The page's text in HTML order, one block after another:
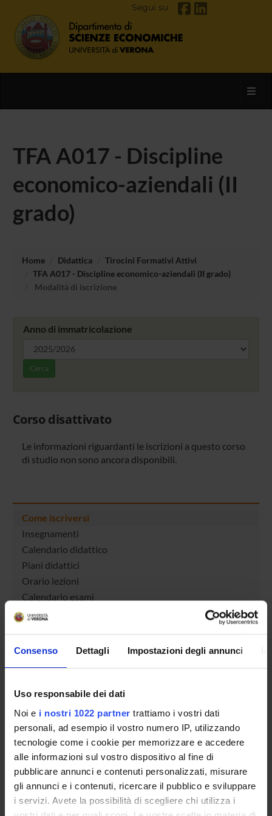
Consenso Dettagli Impostazioni degli annunci
Uso responsabile dei dati
Noi e i nostri 1022 partner trattiamo i vostri dati
personali, ad esempio il vostro numero IP, utilizzando
tecnologie come i cookie per memorizzare e accedere
alle informazioni sul vostro dispositivo al fine di
pubblicare annunci e contenuti personalizzati, misurare
gli annunci e i contenuti, ricercare il pubblico e sviluppare
i servizi. Avete la possibilità di scegliere chi utilizza i
Segui su
TFA A017 - Discipline
economico-aziendali (II
grado)
Home Didattica
Tirocini Formativi Attivi
TFA A017 - Discipline economico-aziendali (II grado)
Modalità di iscrizione
Anno di immatricolazione
Cerca
Corso disattivato
Le informazioni riguardanti le iscrizioni a questo corso
di studio non sono ancora disponibili.
Come iscriversi
Insegnamenti
Calendario didattico
Piani didattici
Orario lezioni
Calendario esami
Bacheca avvisi
OFFERTA FORMATIVA
CORSI DI STUDIO
DOTTORATI, MASTER E FORMAZIONE SUPERIORE
Contatti
Persone